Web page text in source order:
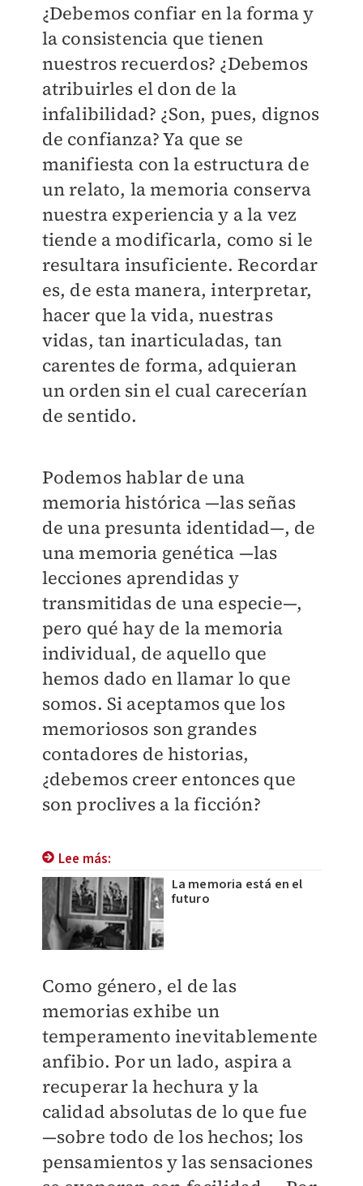
¿Debemos confiar en la forma y
la consistencia que tienen
nuestros recuerdos? ¿Debemos
atribuirles el don de la
infalibilidad? ¿Son, pues, dignos
de confianza? Ya que se
manifiesta con la estructura de
un relato, la memoria conserva
nuestra experiencia y a la vez
tiende a modificarla, como si le
resultara insuficiente. Recordar
es, de esta manera, interpretar,
hacer que la vida, nuestras
vidas, tan inarticuladas, tan
carentes de forma, adquieran
un orden sin el cual carecerían
de sentido.
Podemos hablar de una
memoria histórica —las señas
de una presunta identidad—, de
una memoria genética —las
lecciones aprendidas y
transmitidas de una especie—,
pero qué hay de la memoria
individual, de aquello que
hemos dado en llamar lo que
somos. Si aceptamos que los
memoriosos son grandes
contadores de historias,
¿debemos creer entonces que
son proclives a la ficción?
Lee más:
La memoria está en el
futuro
Como género, el de las
memorias exhibe un
temperamento inevitablemente
anfibio. Por un lado, aspira a
recuperar la hechura y la
calidad absolutas de lo que fue
—sobre todo de los hechos; los
pensamientos y las sensaciones